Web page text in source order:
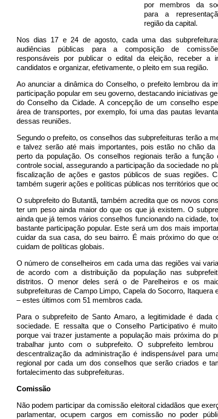
por membros da
para a
região da capital.
Nos dias 17 e 24 de agosto, cada uma das
audiências públicas para a composição de
responsáveis por publicar o edital da eleição, receber a
candidatos e organizar, efetivamente, o pleito em sua região.
Ao anunciar a dinâmica do Conselho, o prefeito lembrou da
participação popular em seu governo, destacando iniciativas
do Conselho da Cidade. A concepção de um conselho
área de transportes, por exemplo, foi uma das pautas
dessas reuniões.
Segundo o prefeito, os conselhos das subprefeituras terão a
e talvez serão até mais importantes, pois estão no chão da
perto da população. Os conselhos regionais terão a função
controle social, assegurando a participação da sociedade no
fiscalização de ações e gastos públicos de suas regiões.
também sugerir ações e políticas públicas nos territórios que
O subprefeito do Butantã, também acredita que os novos
ter um peso ainda maior do que os que já existem. O
ainda que já temos vários conselhos funcionando na cidade,
bastante participação popular. Este será um dos mais
cuidar da sua casa, do seu bairro. É mais próximo do que
cuidam de políticas globais.
O número de conselheiros em cada uma das regiões vai
de acordo com a distribuição da população nas
distritos. O menor deles será o de Parelheiros e os
subprefeituras de Campo Limpo, Capela do Socorro, Itaquera
– estes últimos com 51 membros cada.
Para o subprefeito de Santo Amaro, a legitimidade é
sociedade. E ressalta que o Conselho Participativo é
porque vai trazer justamente a população mais próxima do
trabalhar junto com o subprefeito. O subprefeito
descentralização da administração é indispensável para
regional por cada um dos conselhos que serão criados e
fortalecimento das subprefeituras.
Comissão
Não podem participar da comissão eleitoral cidadãos que
parlamentar, ocupem cargos em comissão no poder